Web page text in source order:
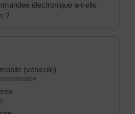
électronique a-t-elle
?
(véhicule)